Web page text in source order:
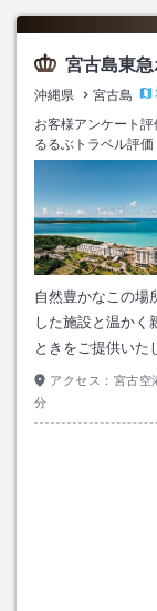
宮古島東
沖縄県 宮古島
お客様アンケート評
るるぶトラベル評価
自然豊かなこの場
した施設と温かく
ときをご提供いた
アクセス： 宮古空
分